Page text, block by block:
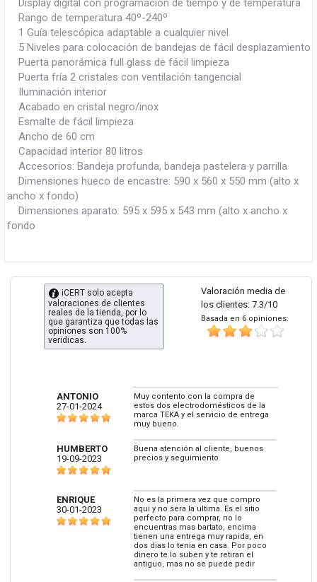
Display digital con programación de tiempo y de temperatura
Rango de temperatura 40º-240º
1 Guía telescópica adaptable a cualquier nivel
5 Niveles para colocación de bandejas de fácil desplazamiento
Puerta panorámica full glass de fácil limpieza
Puerta fría 2 cristales con ventilación tangencial
Iluminación interior
Acabado en cristal negro/inox
Esmalte de fácil limpieza
Ancho de 60 cm
Capacidad interior 80 litros
Accesorios: Bandeja profunda, bandeja pastelera y parrilla
Dimensiones hueco de encastre: 590 x 560 x 550 mm (alto x
ancho x fondo)
Dimensiones aparato: 595 x 595 x 543 mm (alto x ancho x
fondo
Valoración media de
los clientes: 7.3/10
Basada en 6 opiniones:
iCERT solo acepta
valoraciones de clientes
reales de la tienda, por lo
que garantiza que todas las
opiniones son 100%
veridicas.
ANTONIO
27-01-2024
Muy contento con la compra de
estos dos electrodomésticos de la
marca TEKA y el servicio de entrega
muy bueno.
HUMBERTO
19-09-2023
Buena atención al cliente, buenos
precios y seguimiento
ENRIQUE
30-01-2023
No es la primera vez que compro
aqui y no sera la ultima. Es el sitio
perfecto para comprar, no lo
encuentras mas bartato, encima
tienen una entrega muy rapida, en
dos dias lo tenia en casa. Por poco
dinero te lo suben y te retiran el
antiguo, mas no se puede pedir